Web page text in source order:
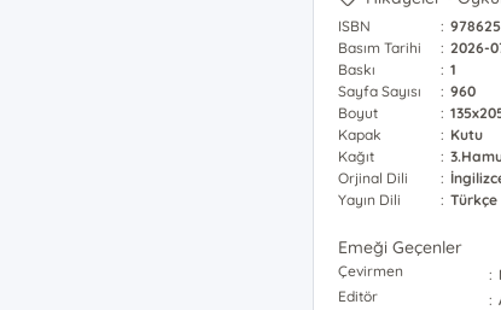
ISBN :
Basım Tarihi
: 2026-
Baskı
: 1
Sayfa Sayısı
: 960
Boyut
:
Kapak
: Kutu
Kağıt
:
Orjinal Dili
:
Yayın Dili
: Türkçe
Emeği Geçenler
Çevirmen :
Editör
: